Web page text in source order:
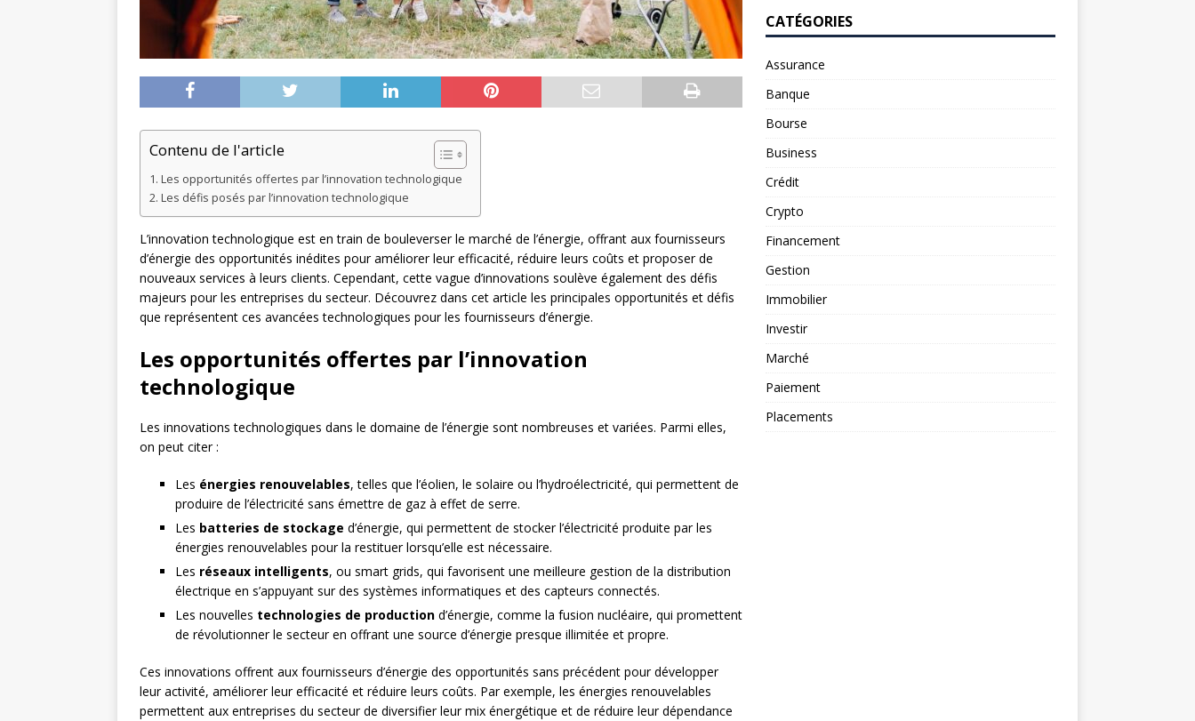
Contenu de l'article
Les opportunités offertes par l’innovation technologique
Les défis posés par l’innovation technologique
L’innovation technologique est en train de bouleverser le marché de l’énergie, offrant aux fournisseurs
d’énergie des opportunités inédites pour améliorer leur efficacité, réduire leurs coûts et proposer de
nouveaux services à leurs clients. Cependant, cette vague d’innovations soulève également des défis
majeurs pour les entreprises du secteur. Découvrez dans cet article les principales opportunités et défis
que représentent ces avancées technologiques pour les fournisseurs d’énergie.
Les opportunités offertes par l’innovation
technologique
Les innovations technologiques dans le domaine de l’énergie sont nombreuses et variées. Parmi elles,
on peut citer :
Les énergies renouvelables, telles que l’éolien, le solaire ou l’hydroélectricité, qui permettent de
produire de l’électricité sans émettre de gaz à effet de serre.
Les batteries de stockage d’énergie, qui permettent de stocker l’électricité produite par les
énergies renouvelables pour la restituer lorsqu’elle est nécessaire.
Les réseaux intelligents, ou smart grids, qui favorisent une meilleure gestion de la distribution
électrique en s’appuyant sur des systèmes informatiques et des capteurs connectés.
Les nouvelles technologies de production d’énergie, comme la fusion nucléaire, qui promettent
de révolutionner le secteur en offrant une source d’énergie presque illimitée et propre.
Ces innovations offrent aux fournisseurs d’énergie des opportunités sans précédent pour développer
leur activité, améliorer leur efficacité et réduire leurs coûts. Par exemple, les énergies renouvelables
permettent aux entreprises du secteur de diversifier leur mix énergétique et de réduire leur dépendance
CATÉGORIES
Assurance
Banque
Bourse
Business
Crédit
Crypto
Financement
Gestion
Immobilier
Investir
Marché
Paiement
Placements